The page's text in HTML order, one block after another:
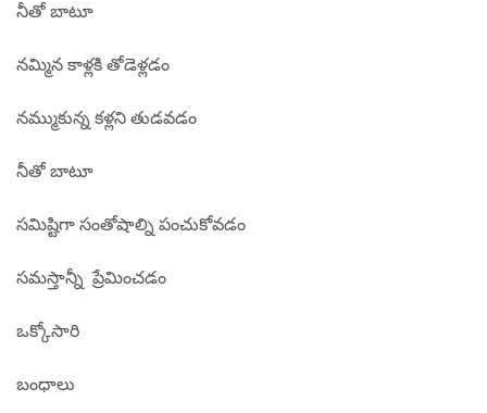
నీతో బాటూ
నమ్మిన కాళ్లకి తోడెళ్లడం
నమ్ముకున్న కళ్లని తుడవడం
నీతో బాటూ
సమిష్టిగా సంతోషాల్ని పంచుకోవడం
సమస్తాన్నీ ప్రేమించడం
ఒక్కోసారి
బంధాలు